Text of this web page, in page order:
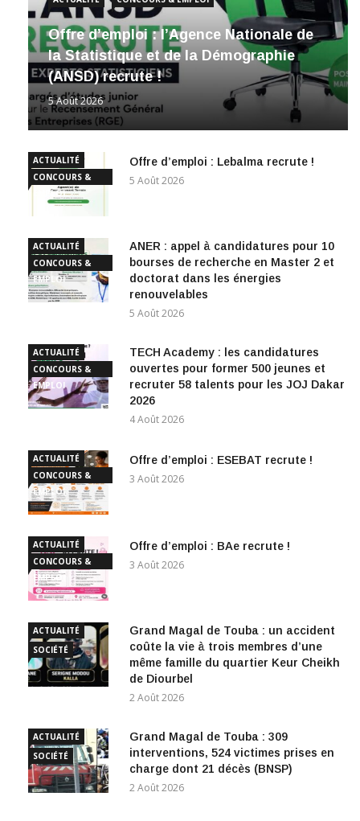
Offre d’emploi : l’Agence Nationale de
la Statistique et de la Démographie
(ANSD) recrute !
5 Août 2026
ACTUALITÉ
CONCOURS &
EMPLOI
Offre d’emploi : Lebalma recrute !
5 Août 2026
ACTUALITÉ
CONCOURS &
EMPLOI
ANER : appel à candidatures pour 10
bourses de recherche en Master 2 et
doctorat dans les énergies
renouvelables
5 Août 2026
ACTUALITÉ
CONCOURS &
EMPLOI
TECH Academy : les candidatures
ouvertes pour former 500 jeunes et
recruter 58 talents pour les JOJ Dakar
2026
4 Août 2026
ACTUALITÉ
CONCOURS &
EMPLOI
Offre d’emploi : ESEBAT recrute !
3 Août 2026
ACTUALITÉ
CONCOURS &
EMPLOI
Offre d’emploi : BAe recrute !
3 Août 2026
ACTUALITÉ
SOCIÉTÉ
Grand Magal de Touba : un accident
coûte la vie à trois membres d’une
même famille du quartier Keur Cheikh
de Diourbel
2 Août 2026
ACTUALITÉ
SOCIÉTÉ
Grand Magal de Touba : 309
interventions, 524 victimes prises en
charge dont 21 décès (BNSP)
2 Août 2026